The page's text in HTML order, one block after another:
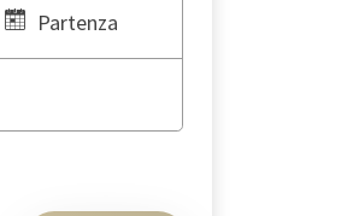
Partenza